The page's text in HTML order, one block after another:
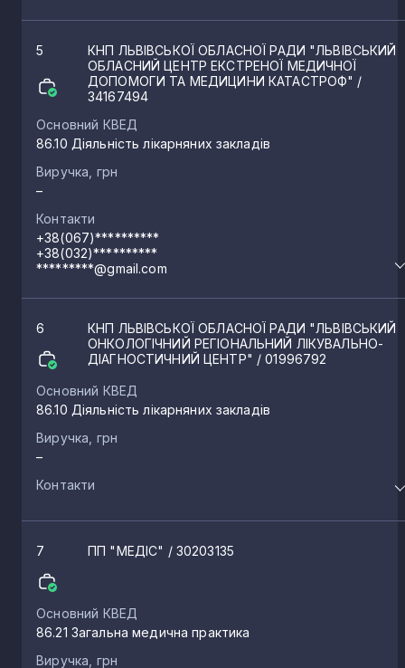
5
КНП ЛЬВІВСЬКОЇ ОБЛАСНОЇ РАДИ "ЛЬВІВСЬКИЙ
ОБЛАСНИЙ ЦЕНТР ЕКСТРЕНОЇ МЕДИЧНОЇ
ДОПОМОГИ ТА МЕДИЦИНИ КАТАСТРОФ" /
34167494
Основний КВЕД
86.10 Діяльність лікарняних закладів
Виручка, грн
–
Контакти
+38(067)**********
+38(032)**********
*********@gmail.com
6
КНП ЛЬВІВСЬКОЇ ОБЛАСНОЇ РАДИ "ЛЬВІВСЬКИЙ
ОНКОЛОГІЧНИЙ РЕГІОНАЛЬНИЙ ЛІКУВАЛЬНО-
ДІАГНОСТИЧНИЙ ЦЕНТР" / 01996792
Основний КВЕД
86.10 Діяльність лікарняних закладів
Виручка, грн
–
Контакти
7 ПП "МЕДІС" / 30203135
Основний КВЕД
86.21 Загальна медична практика
Виручка, грн